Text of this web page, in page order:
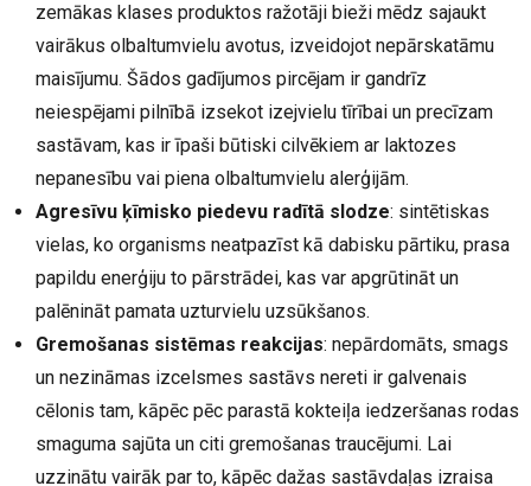
zemākas klases produktos ražotāji bieži mēdz sajaukt
vairākus olbaltumvielu avotus, izveidojot nepārskatāmu
maisījumu. Šādos gadījumos pircējam ir gandrīz
neiespējami pilnībā izsekot izejvielu tīrībai un precīzam
sastāvam, kas ir īpaši būtiski cilvēkiem ar laktozes
nepanesību vai piena olbaltumvielu alerģijām.
Agresīvu ķīmisko piedevu radītā slodze: sintētiskas
vielas, ko organisms neatpazīst kā dabisku pārtiku, prasa
papildu enerģiju to pārstrādei, kas var apgrūtināt un
palēnināt pamata uzturvielu uzsūkšanos.
Gremošanas sistēmas reakcijas: nepārdomāts, smags
un nezināmas izcelsmes sastāvs nereti ir galvenais
cēlonis tam, kāpēc pēc parastā kokteiļa iedzeršanas rodas
smaguma sajūta un citi gremošanas traucējumi. Lai
uzzinātu vairāk par to, kāpēc dažas sastāvdaļas izraisa